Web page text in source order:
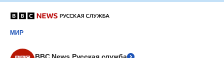
МИР